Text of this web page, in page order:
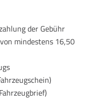
der Gebühr
mindestens 16,50